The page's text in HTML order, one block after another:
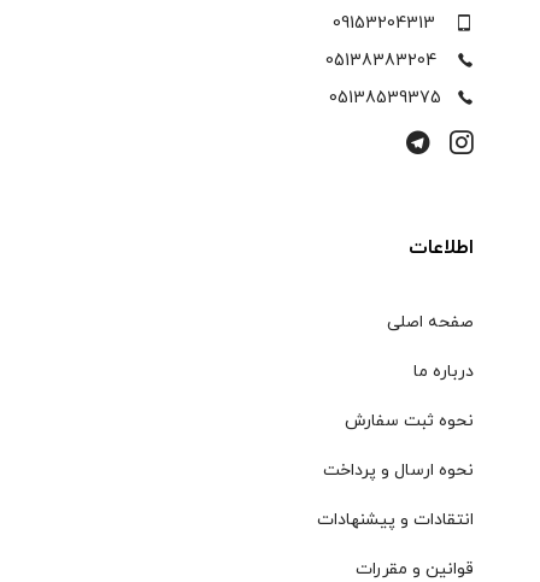
09153204313
05138383204
05138539375
اطلاعات
صفحه اصلی
درباره ما
نحوه ثبت سفارش
نحوه ارسال و پرداخت
انتقادات و پیشنهادات
قوانین و مقررات